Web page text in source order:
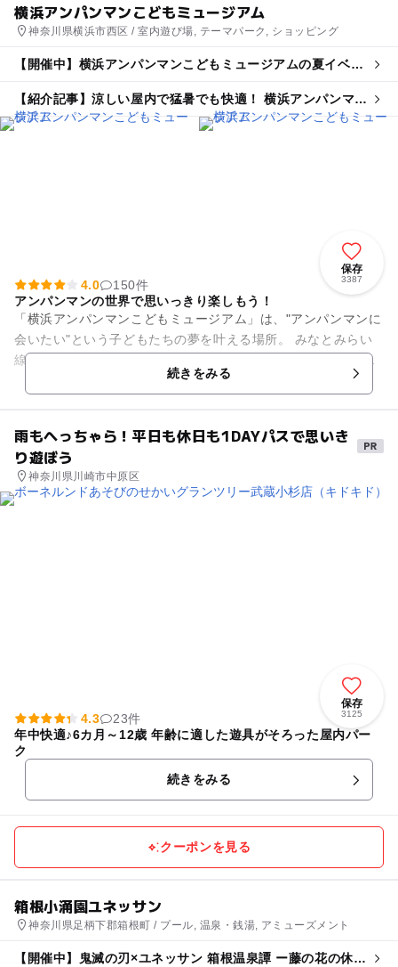
横浜アンパンマンこどもミュージアム
神奈川県横浜市西区 / 室内遊び場, テーマパーク, ショッピング
【開催中】横浜アンパンマンこどもミュージアムの夏イベン
【紹介記事】涼しい屋内で猛暑でも快適！ 横浜アンパンマン
こどもミュージアムで夏イベント続々
保存
3387
4.0
150件
アンパンマンの世界で思いっきり楽しもう！
「横浜アンパンマンこどもミュージアム」は、"アンパンマンに
会いたい"という子どもたちの夢を叶える場所。 みなとみらい
線・新高島駅から徒歩3分、JR横浜駅東口から徒歩10分と、ア
続きをみる
雨もへっちゃら！平日も休日も1DAYパスで思いき
り遊ぼう
神奈川県川崎市中原区
保存
3125
4.3
23件
年中快適♪6カ月～12歳 年齢に適した遊具がそろった屋内パー
ク
続きをみる
クーポンを見る
箱根小涌園ユネッサン
神奈川県足柄下郡箱根町 / プール, 温泉・銭湯, アミューズメント
【開催中】鬼滅の刃×ユネッサン 箱根温泉譚 ー藤の花の休息